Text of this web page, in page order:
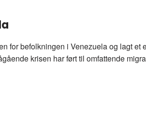
for befolkningen i Venezuela og lagt et
krisen har ført til omfattende